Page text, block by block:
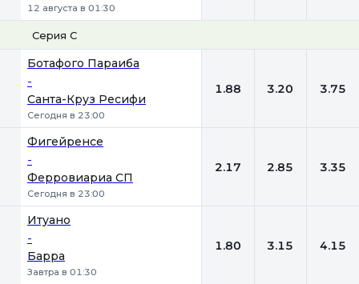
12 августа в 01:30
Серия С
Ботафого Параиба
-
Санта-Круз Ресифи
Сегодня в 23:00
1.88 3.20 3.75
Фигейренсе
-
Ферровиариа СП
Сегодня в 23:00
2.17 2.85 3.35
Итуано
-
Барра
Завтра в 01:30
1.80 3.15 4.15